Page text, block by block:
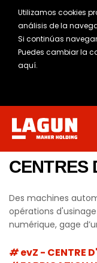
Utilizamos cookies
análisis de la
Si continúas
Puedes cambiar la
aquí.
CENTRES
Des machines
opérations
numérique, gage
evZ - CENTRE